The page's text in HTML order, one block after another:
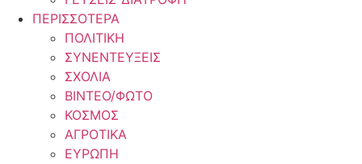
ΠΕΡΙΣΣΟΤΕΡΑ
ΠΟΛΙΤΙΚΗ
ΣΥΝΕΝΤΕΥΞΕΙΣ
ΣΧΟΛΙΑ
ΒΙΝΤΕΟ/ΦΩΤΟ
ΚΟΣΜΟΣ
ΑΓΡΟΤΙΚΑ
ΕΥΡΩΠΗ